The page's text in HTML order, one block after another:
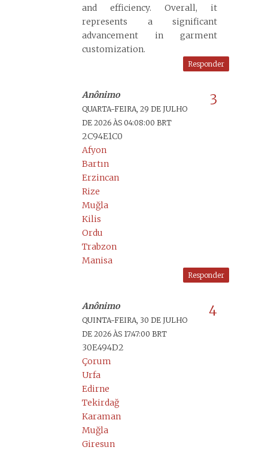
and efficiency. Overall, it
represents a significant
advancement in garment
customization.
Responder
Anônimo
QUARTA-FEIRA, 29 DE JULHO
DE 2026 ÀS 04:08:00 BRT
2C94E1C0
Afyon
Bartın
Erzincan
Rize
Muğla
Kilis
Ordu
Trabzon
Manisa
Responder
Anônimo
QUINTA-FEIRA, 30 DE JULHO
DE 2026 ÀS 17:47:00 BRT
30E494D2
Çorum
Urfa
Edirne
Tekirdağ
Karaman
Muğla
Giresun